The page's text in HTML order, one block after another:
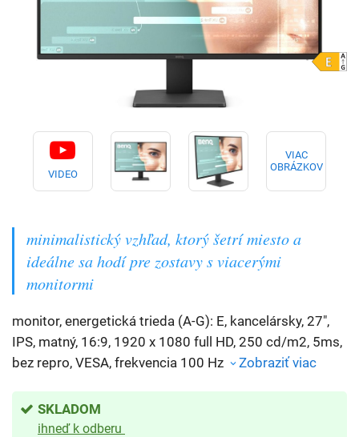
VIDEO
VIAC
OBRÁZKOV
minimalistický vzhľad, ktorý šetrí miesto a
ideálne sa hodí pre zostavy s viacerými
monitormi
monitor, energetická trieda (A-G): E, kancelársky, 27",
IPS, matný, 16:9, 1920 x 1080 full HD, 250 cd/m2, 5ms,
bez repro, VESA, frekvencia 100 Hz
Zobraziť viac
SKLADOM
ihneď k odberu